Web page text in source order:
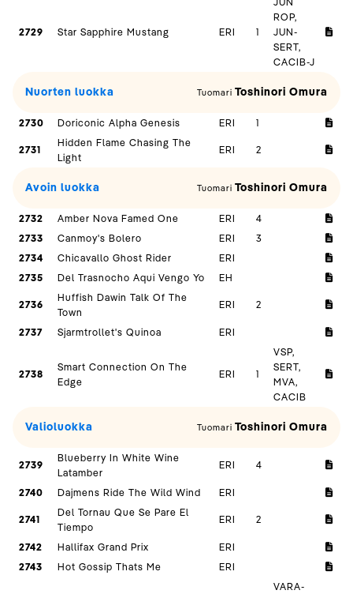
2729 Star Sapphire Mustang ERI 1
ROP,
JUN-
SERT,
CACIB-J
Nuorten luokka Tuomari Toshinori Omura
2730 Doriconic Alpha Genesis ERI 1
2731
Hidden Flame Chasing The
Light
ERI 2
Avoin luokka Tuomari Toshinori Omura
2732 Amber Nova Famed One ERI
4
2733
Canmoy's Bolero ERI
3
2734
Chicavallo Ghost Rider
ERI
2735
Del Trasnocho Aqui Vengo Yo EH
2736
Huffish Dawin Talk Of The
Town
ERI 2
2737 Sjarmtrollet's Quinoa ERI
2738
Smart Connection On The
Edge
ERI 1
VSP,
SERT,
MVA,
CACIB
Valioluokka Tuomari Toshinori Omura
2739
Blueberry In White Wine
Latamber
ERI 4
2740 Dajmens Ride The Wild Wind ERI
2741
Del Tornau Que Se Pare El
Tiempo
ERI 2
2742 Hallifax Grand Prix
ERI
2743
Hot Gossip Thats Me ERI
VARA-